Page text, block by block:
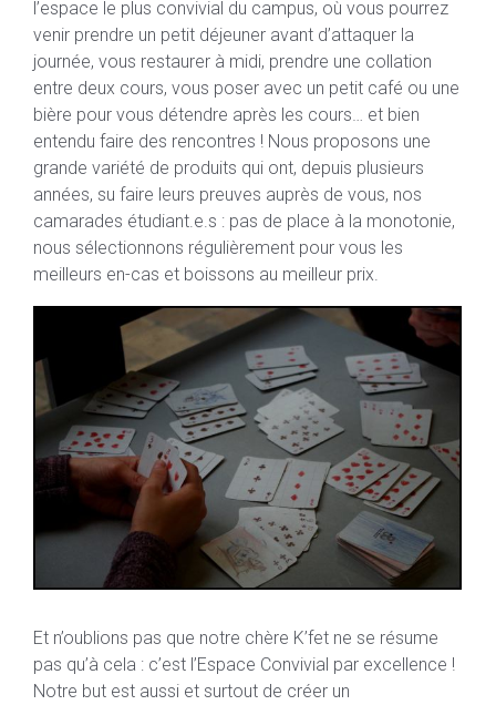
l’espace le plus convivial du campus, où vous pourrez
venir prendre un petit déjeuner avant d’attaquer la
journée, vous restaurer à midi, prendre une collation
entre deux cours, vous poser avec un petit café ou une
bière pour vous détendre après les cours… et bien
entendu faire des rencontres ! Nous proposons une
grande variété de produits qui ont, depuis plusieurs
années, su faire leurs preuves auprès de vous, nos
camarades étudiant.e.s : pas de place à la monotonie,
nous sélectionnons régulièrement pour vous les
meilleurs en-cas et boissons au meilleur prix.
Et n’oublions pas que notre chère K’fet ne se résume
pas qu’à cela : c’est l’Espace Convivial par excellence !
Notre but est aussi et surtout de créer un